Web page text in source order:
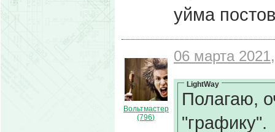
уйма
Вольтмастер
(796)
06 марта
LightWay
Полагаю,
"графику".